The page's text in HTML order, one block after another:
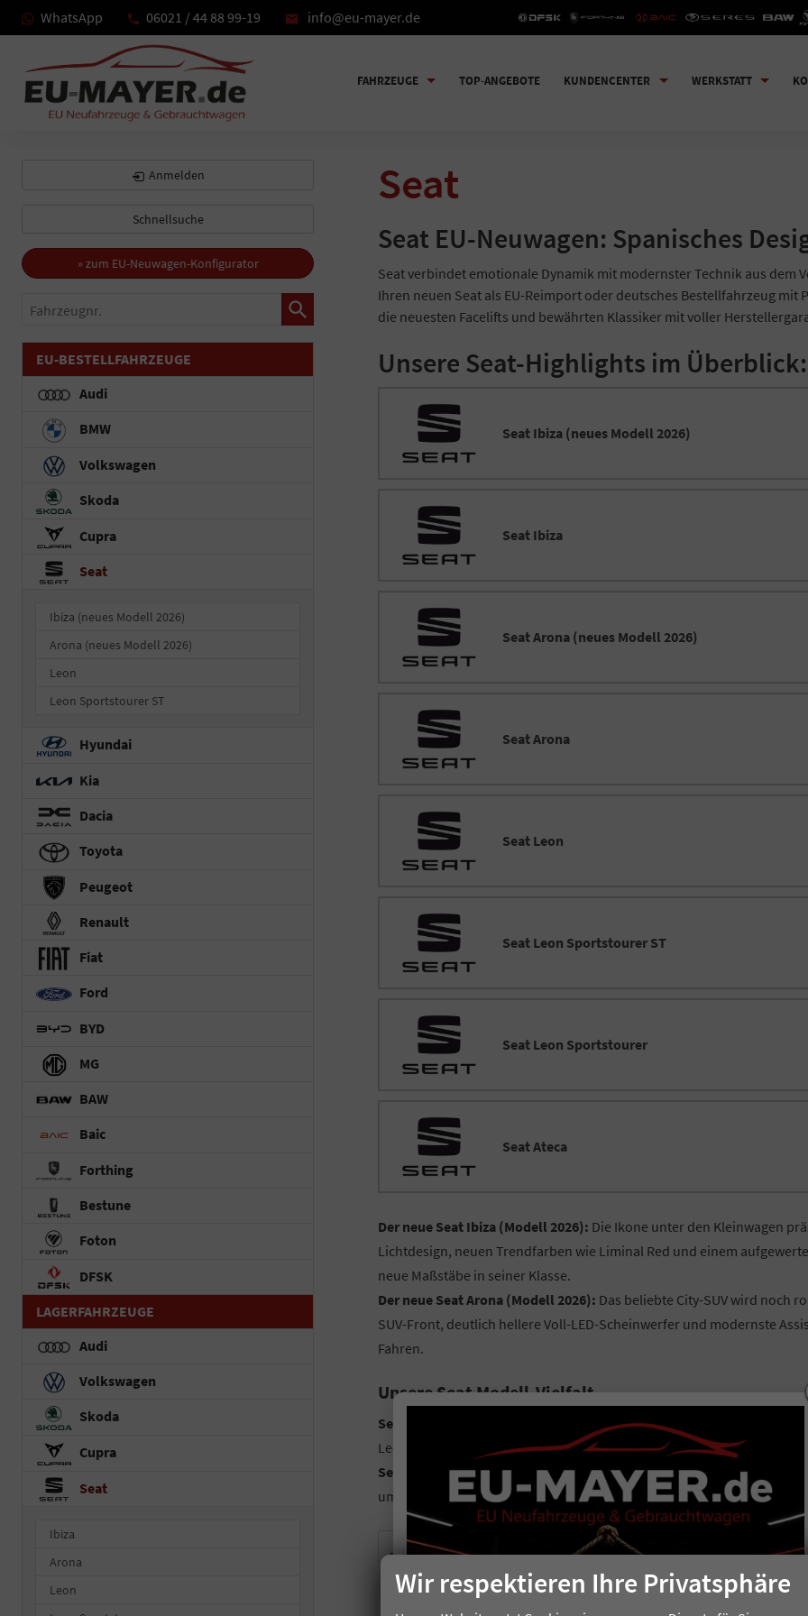
WhatsApp 06021 / 44 88 99-19 info@eu-mayer.de
FAHRZEUGE TOP-ANGEBOTE KUNDENCENTER WERKSTATT
Seat
Seat EU-Neuwagen: Spanisches
Seat verbindet emotionale Dynamik mit modernster Technik aus dem
Ihren neuen Seat als EU-Reimport oder deutsches Bestellfahrzeug mit
die neuesten Facelifts und bewährten Klassiker mit voller
Unsere Seat-Highlights im Überblick:
Seat Ibiza (neues Modell 2026)
Seat Ibiza
Seat Arona (neues Modell 2026)
Seat Arona
Seat Leon
Seat Leon Sportstourer ST
Seat Leon Sportstourer
Seat Ateca
Der neue Seat Ibiza (Modell 2026): Die Ikone unter den Kleinwagen
Lichtdesign, neuen Trendfarben wie Liminal Red und einem
neue Maßstäbe in seiner Klasse.
Der neue Seat Arona (Modell 2026): Das beliebte City-SUV wird noch
SUV-Front, deutlich hellere Voll-LED-Scheinwerfer und modernste
Fahren.
Unsere Seat Modell-Vielfalt
Seat Leon & Leon Sportstourer ST:
Sportlichkeit trifft Nutzwert. Ob
Leon begeistert mit digitalem Cockpit, smarter Vernetzung und
Seat Ateca: Der souveräne Begleiter für Alltag und Freizeit. Das
umfangreiche Ausstattung von Voll-LED-Scheinwerfern bis zum 9,2-
Ibiza (neues Modell 2026) Arona (neues Modell 2026)
Anmelden
Schnellsuche
» zum EU-Neuwagen-Konfigurator
Fahrzeugnr.
EU-BESTELLFAHRZEUGE
Audi
BMW
Volkswagen
Skoda
Cupra
Seat
Ibiza (neues Modell 2026)
Arona (neues Modell 2026)
Leon
Leon Sportstourer ST
Hyundai
Kia
Dacia
Toyota
Peugeot
Renault
Fiat
Ford
BYD
MG
BAW
Baic
Forthing
Bestune
Foton
DFSK
LAGERFAHRZEUGE
Audi
Volkswagen
Skoda
Cupra
Seat
Ibiza
Arona
Leon
Wir respektieren Ihre Privatsphäre